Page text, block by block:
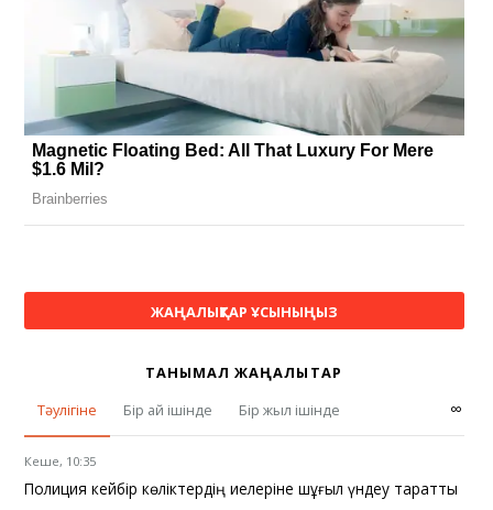
ЖАҢАЛЫҚТАР ҰСЫНЫҢЫЗ
ТАНЫМАЛ ЖАҢАЛЫҚТАР
Тәулігіне
Бір ай ішінде Бір жыл ішінде ∞
Кеше, 10:35
Полиция кейбір көліктердің иелеріне шұғыл үндеу таратты